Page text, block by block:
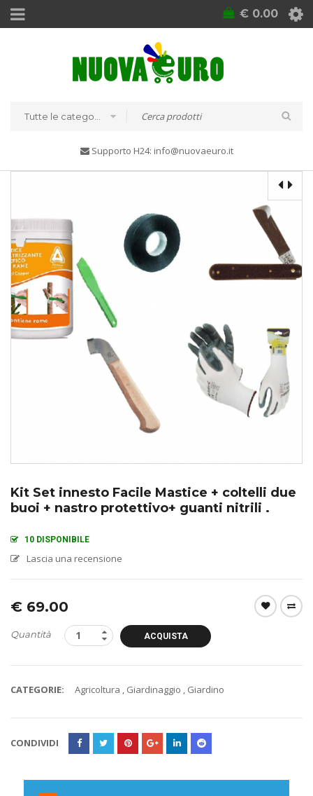
€ 0.00
Supporto H24: info@nuovaeuro.it
Kit Set innesto Facile Mastice + coltelli due
buoi + nastro protettivo+ guanti nitrili .
10 DISPONIBILE
Lascia una recensione
€ 69.00
Quantità ACQUISTA
CATEGORIE: Agricoltura , Giardinaggio , Giardino
CONDIVIDI